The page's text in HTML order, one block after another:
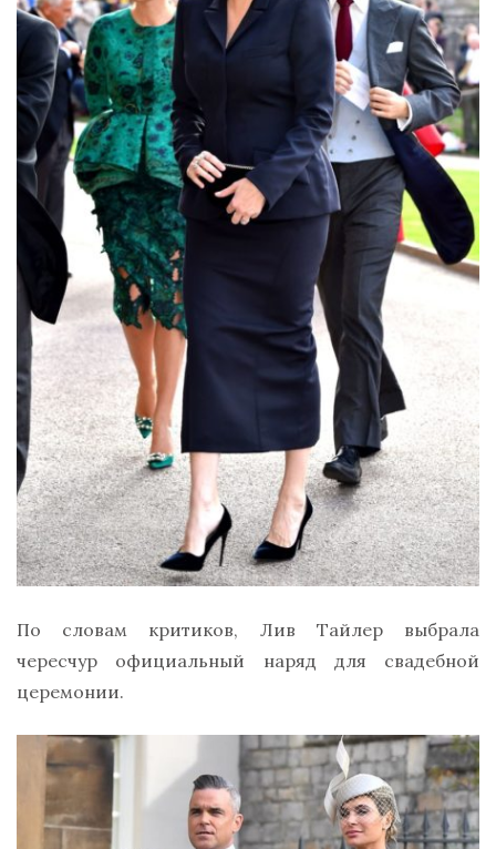
По словам критиков, Лив Тайлер выбрала
чересчур официальный наряд для свадебной
церемонии.